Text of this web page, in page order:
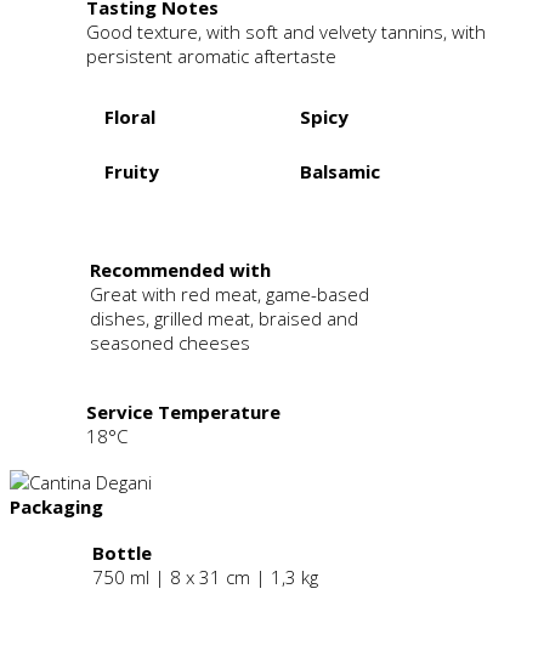
Tasting Notes
Good texture, with soft and velvety tannins, with
persistent aromatic aftertaste
Floral Spicy
Fruity
Balsamic
Recommended with
Great with red meat, game-based
dishes, grilled meat, braised and
seasoned cheeses
Service Temperature
18°C
Packaging
Bottle
750 ml | 8 x 31 cm | 1,3 kg